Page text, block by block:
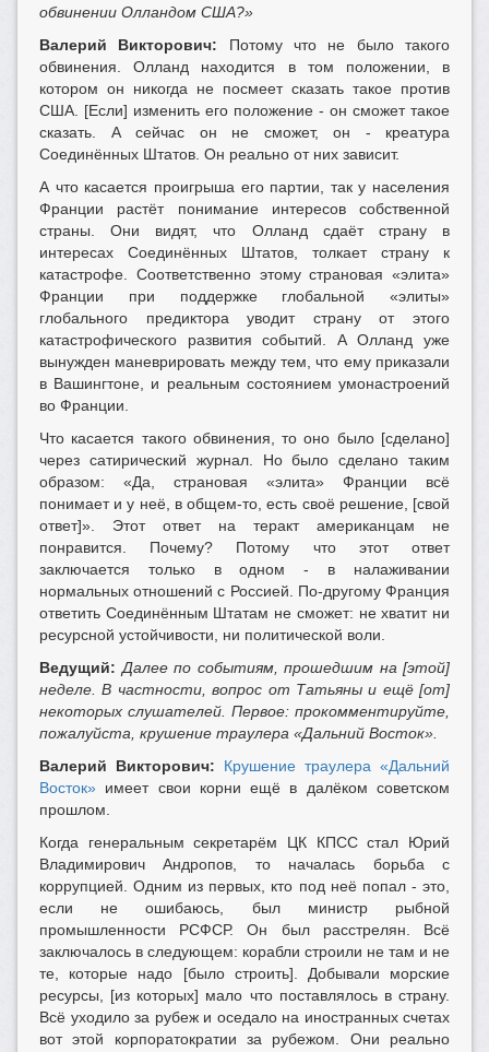
обвинении Олландом США?»
Валерий Викторович: Потому что не было такого
обвинения. Олланд находится в том положении, в
котором он никогда не посмеет сказать такое против
США. [Если] изменить его положение - он сможет такое
сказать. А сейчас он не сможет, он - креатура
Соединённых Штатов. Он реально от них зависит.
А что касается проигрыша его партии, так у населения
Франции растёт понимание интересов собственной
страны. Они видят, что Олланд сдаёт страну в
интересах Соединённых Штатов, толкает страну к
катастрофе. Соответственно этому страновая «элита»
Франции при поддержке глобальной «элиты»
глобального предиктора уводит страну от этого
катастрофического развития событий. А Олланд уже
вынужден маневрировать между тем, что ему приказали
в Вашингтоне, и реальным состоянием умонастроений
во Франции.
Что касается такого обвинения, то оно было [сделано]
через сатирический журнал. Но было сделано таким
образом: «Да, страновая «элита» Франции всё
понимает и у неё, в общем-то, есть своё решение, [свой
ответ]». Этот ответ на теракт американцам не
понравится. Почему? Потому что этот ответ
заключается только в одном - в налаживании
нормальных отношений с Россией. По-другому Франция
ответить Соединённым Штатам не сможет: не хватит ни
ресурсной устойчивости, ни политической воли.
Ведущий: Далее по событиям, прошедшим на [этой]
неделе. В частности, вопрос от Татьяны и ещё [от]
некоторых слушателей. Первое: прокомментируйте,
пожалуйста, крушение траулера «Дальний Восток».
Валерий Викторович:
Крушение траулера «Дальний
Восток» имеет свои корни ещё в далёком советском
прошлом.
Когда генеральным секретарём ЦК КПСС стал Юрий
Владимирович Андропов, то началась борьба с
коррупцией. Одним из первых, кто под неё попал - это,
если не ошибаюсь, был министр рыбной
промышленности РСФСР. Он был расстрелян. Всё
заключалось в следующем: корабли строили не там и не
те, которые надо [было строить]. Добывали морские
ресурсы, [из которых] мало что поставлялось в страну.
Всё уходило за рубеж и оседало на иностранных счетах
вот этой корпоратократии за рубежом. Они реально